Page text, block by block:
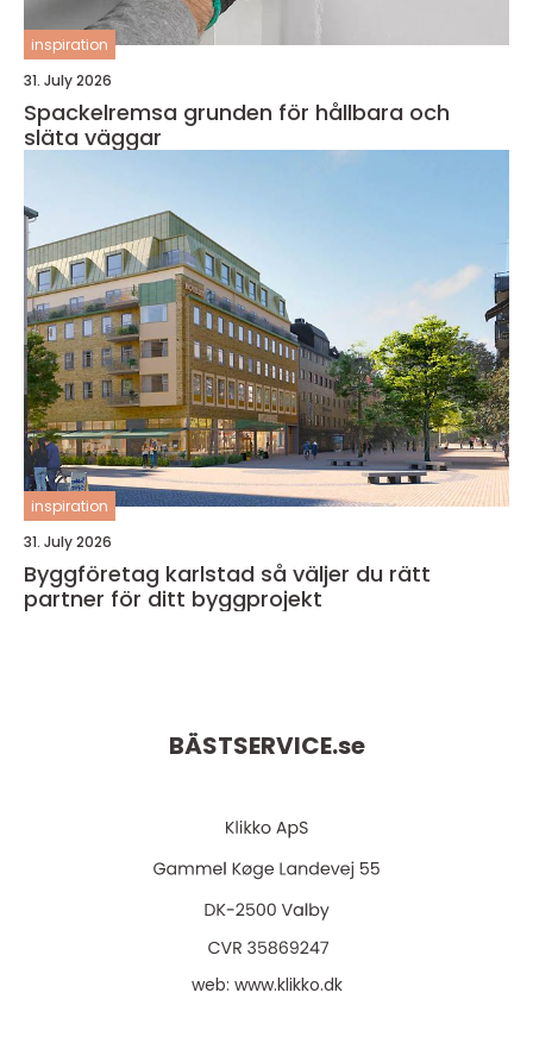
inspiration
31. July 2026
Spackelremsa grunden för hållbara och
släta väggar
inspiration
31. July 2026
Byggföretag karlstad så väljer du rätt
partner för ditt byggprojekt
BÄSTSERVICE.se
web: www.klikko.dk